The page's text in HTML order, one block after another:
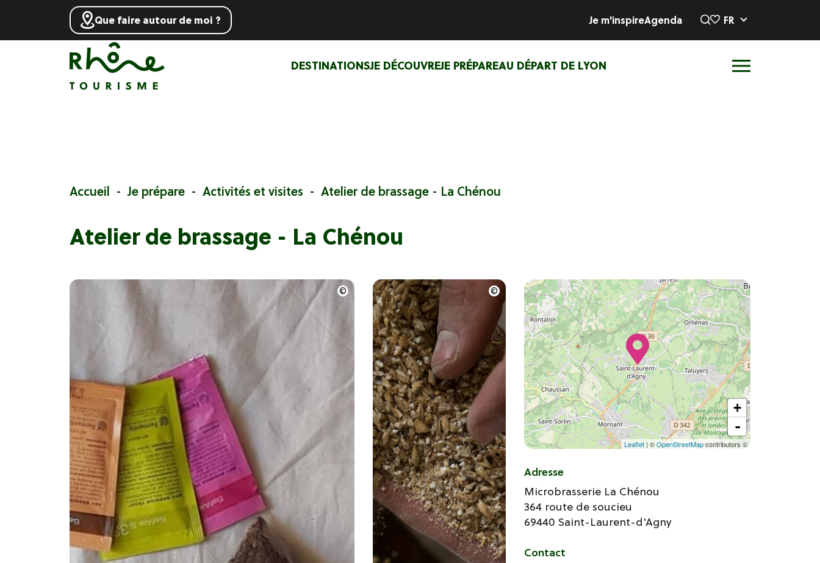
DESTINATIONSJE DÉCOUVREJE PRÉPAREAU DÉPART DE LYON
Que faire autour de moi ? Je m'inspireAgenda FR
Accueil Je prépare Activités et visites Atelier de brassage - La Chénou
Atelier de brassage - La Chénou
+
-
Leaflet | ©OpenStreetMapcontributors ©
Adresse
Microbrasserie La Chénou
364 route de soucieu
69440 Saint-Laurent-d'Agny
Contact